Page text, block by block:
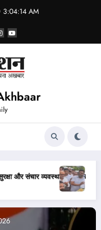
3:04:16 AM
कैंडल मार्च, अजय राय की